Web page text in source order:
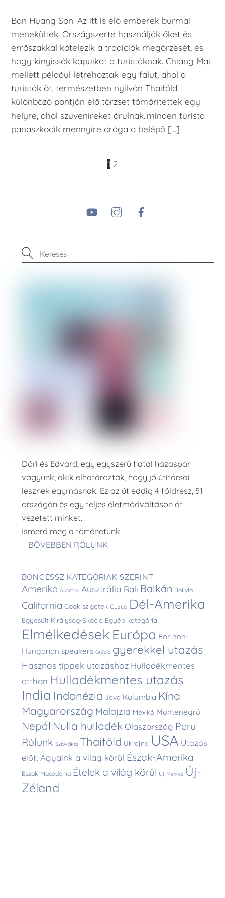
Ban Huang Son. Az itt is élő emberek burmai
menekültek. Országszerte használják őket és
errőszakkal kötelezik a tradíciók megőrzését, és
hogy kinyissák kapuikat a turistáknak. Chiang Mai
mellett például létrehoztak egy falut, ahol a
turisták öt, természetben nyilván Thaiföld
különböző pontján élő törzset tömörítettek egy
helyre, ahol szuveníreket árulnak..minden turista
panaszkodik mennyire drága a belépő […]
1 2
YouTube Instagram
Dóri és Edvárd, egy egyszerű fiatal házaspár
vagyunk, akik elhatározták, hogy jó útitársai
lesznek egymásnak. Ez az út eddig 4 földrész, 51
országán és egy teljes életmódváltáson át
vezetett minket.
Ismerd meg a történetünk!
BŐVEBBEN RÓLUNK
BÖNGÉSSZ KATEGÓRIÁK SZERINT:
Amerika Ausztria Ausztrália Bali Balkán Bolívia
California Cook szigetek Cusco Dél-Amerika
Egyesült Királyság-Skócia Egyéb kategória
Elmélkedések Európa For non-
Hungarian speakers Grúzia gyerekkel utazás
Hasznos tippek utazáshoz Hulladékmentes
otthon Hulladékmentes utazás
India Indonézia Jáva Kolumbia Kína
Magyarország Malajzia Mexikó Montenegró
Nepál Nulla hulladék Olaszország Peru
Rólunk Szlovákia Thaiföld Ukrajna USA Utazás
előtt Ágyaink a világ körül Észak-Amerika
Észak-Macedónia Ételek a világ körül Új-Mexikó Új-
Zéland